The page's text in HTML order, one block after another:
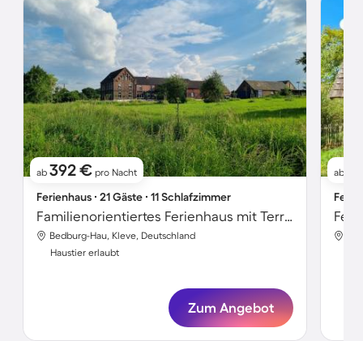
ab 392 € pro Nacht
Ferienhaus ∙ 21 Gäste ∙ 11 Schlafzimmer
Familienorientiertes Ferienhaus mit Terrasse, Garten und privatem Pool | Gartenblick | Hunde erlaubt
Bedburg-Hau, Kleve, Deutschland
Haustier erlaubt
Zum Angebot
ab